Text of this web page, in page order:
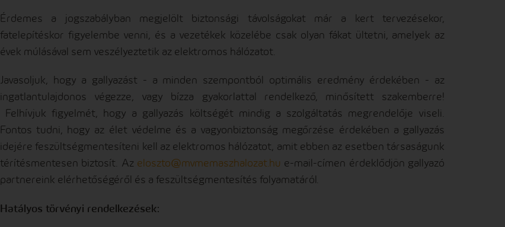
Érdemes a jogszabályban megjelölt biztonsági távolságokat már a kert tervezésekor,
fatelepítéskor figyelembe venni, és a vezetékek közelébe csak olyan fákat ültetni, amelyek az
évek múlásával sem veszélyeztetik az elektromos hálózatot.
Javasoljuk, hogy a gallyazást - a minden szempontból optimális eredmény érdekében - az
ingatlantulajdonos végezze, vagy bízza gyakorlattal rendelkező, minősített szakemberre!
Felhívjuk figyelmét, hogy a gallyazás költségét mindig a szolgáltatás megrendelője viseli.
Fontos tudni, hogy az élet védelme és a vagyonbiztonság megőrzése érdekében a gallyazás
idejére feszültségmentesíteni kell az elektromos hálózatot, amit ebben az esetben társaságunk
térítésmentesen biztosít. Az eloszto@mvmemaszhalozat.hu e-mail-címen érdeklődjön gallyazó
partnereink elérhetőségéről és a feszültségmentesítés folyamatáról.
Hatályos törvényi rendelkezések: